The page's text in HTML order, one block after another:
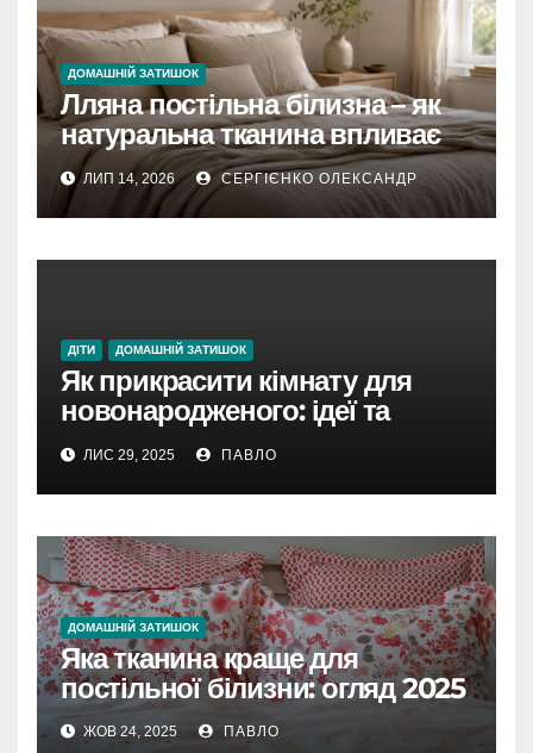
ДОМАШНІЙ ЗАТИШОК
Лляна постільна білизна – як
натуральна тканина впливає
на якість сну та здоров’я
ЛИП 14, 2026 СЕРГІЄНКО ОЛЕКСАНДР
ДІТИ ДОМАШНІЙ ЗАТИШОК
Як прикрасити кімнату для
новонародженого: ідеї та
поради 2025
ЛИС 29, 2025 ПАВЛО
ДОМАШНІЙ ЗАТИШОК
Яка тканина краще для
постільної білизни: огляд 2025
ЖОВ 24, 2025 ПАВЛО